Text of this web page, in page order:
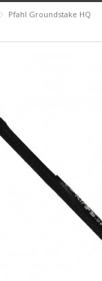
Pfahl Groundstake HQ